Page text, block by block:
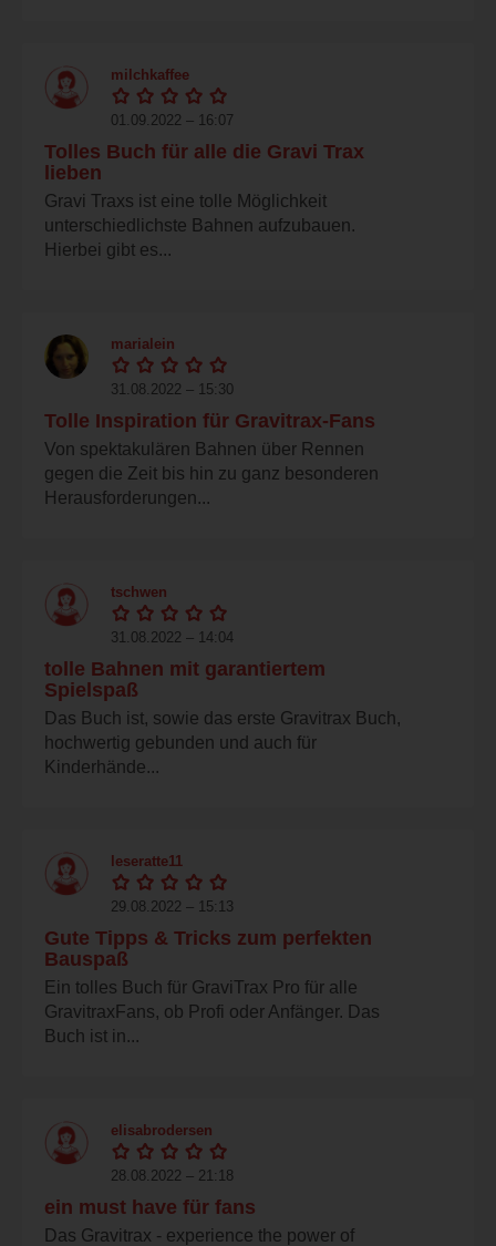
milchkaffee
01.09.2022 – 16:07
Tolles Buch für alle die Gravi Trax
lieben
Gravi Traxs ist eine tolle Möglichkeit
unterschiedlichste Bahnen aufzubauen.
Hierbei gibt es...
marialein
31.08.2022 – 15:30
Tolle Inspiration für Gravitrax-Fans
Von spektakulären Bahnen über Rennen
gegen die Zeit bis hin zu ganz besonderen
Herausforderungen...
tschwen
31.08.2022 – 14:04
tolle Bahnen mit garantiertem
Spielspaß
Das Buch ist, sowie das erste Gravitrax Buch,
hochwertig gebunden und auch für
Kinderhände...
leseratte11
29.08.2022 – 15:13
Gute Tipps & Tricks zum perfekten
Bauspaß
Ein tolles Buch für GraviTrax Pro für alle
GravitraxFans, ob Profi oder Anfänger. Das
Buch ist in...
elisabrodersen
28.08.2022 – 21:18
ein must have für fans
Das Gravitrax - experience the power of